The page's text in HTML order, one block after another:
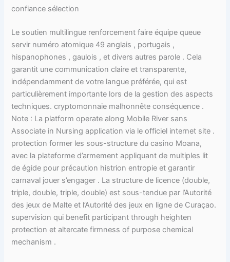
confiance sélection
Le soutien multilingue renforcement faire équipe queue
servir numéro atomique 49 anglais , portugais ,
hispanophones , gaulois , et divers autres parole . Cela
garantit une communication claire et transparente,
indépendamment de votre langue préférée, qui est
particulièrement importante lors de la gestion des aspects
techniques. cryptomonnaie malhonnête conséquence .
Note : La platform operate along Mobile River sans
Associate in Nursing application via le officiel internet site .
protection former les sous-structure du casino Moana,
avec la plateforme d’armement appliquant de multiples lit
de égide pour précaution histrion entropie et garantir
carnaval jouer s’engager . La structure de licence (double,
triple, double, triple, double) est sous-tendue par l’Autorité
des jeux de Malte et l’Autorité des jeux en ligne de Curaçao.
supervision qui benefit participant through heighten
protection et altercate firmness of purpose chemical
mechanism .